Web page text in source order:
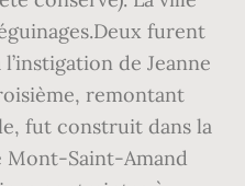
furent
de Jeanne
remontant
fut construit dans la
Saint-Amand